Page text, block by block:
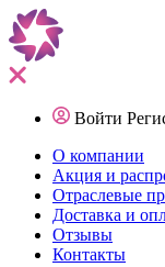
Войти
О компании
Акция и
Отраслевые
Доставка и
Отзывы
Контакты